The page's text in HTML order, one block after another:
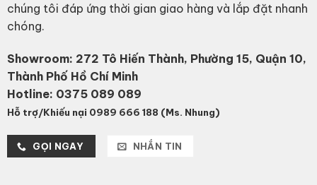
chúng tôi đáp ứng thời gian giao hàng và lắp đặt nhanh
chóng.
Showroom: 272 Tô Hiến Thành, Phường 15, Quận 10,
Thành Phố Hồ Chí Minh
Hotline: 0375 089 089
Hỗ trợ/Khiếu nại 0989 666 188 (Ms. Nhung)
GỌI NGAY NHẮN TIN